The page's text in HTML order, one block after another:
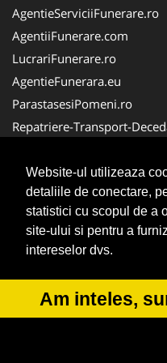
Website-ul utilizeaza
detaliile de conectare,
statistici cu scopul de a
site-ului si pentru a
intereselor dvs.
Am inteles,
AgentieServiciiFunerare.ro
AgentiiFunerare.com
LucrariFunerare.ro
AgentieFunerara.eu
ParastasesiPomeni.ro
Repatriere-Transport-
CasaFunerara.com
NonStopDeschis.ro
NonStopFunerare.ro
Transport-Funerar.com
© 2014-2026 Powered by
ANPC SOL